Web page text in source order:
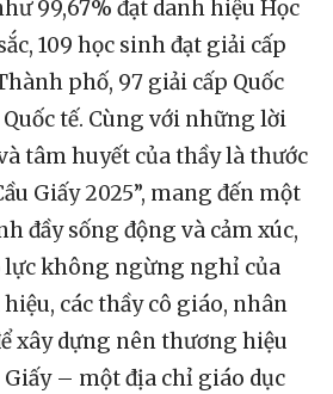
99,67% đạt danh hiệu Học
109 học sinh đạt giải cấp
phố, 97 giải cấp Quốc
Quốc tế. Cùng với những lời
tâm huyết của thầy là thước
Giấy 2025”, mang đến một
đầy sống động và cảm xúc,
lực không ngừng nghỉ của
các thầy cô giáo, nhân
xây dựng nên thương hiệu
Giấy – một địa chỉ giáo dục